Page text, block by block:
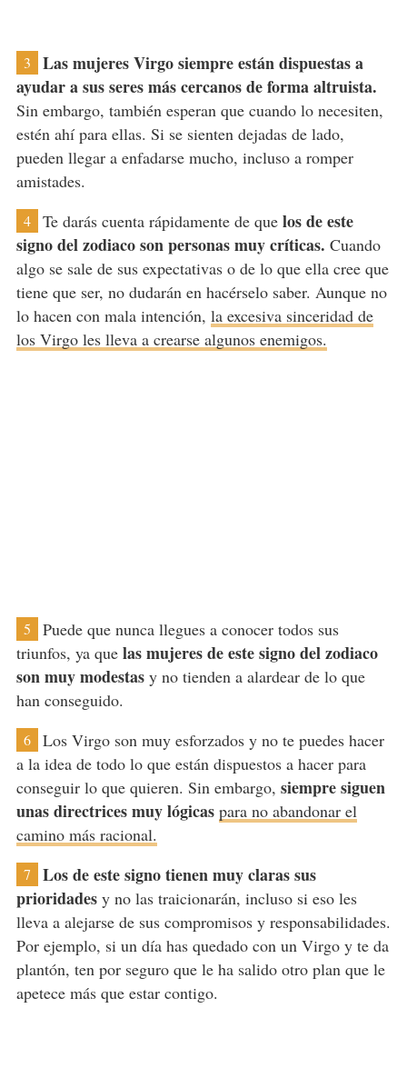
3
Las mujeres Virgo siempre están dispuestas a
ayudar a sus seres más cercanos de forma altruista.
Sin embargo, también esperan que cuando lo necesiten,
estén ahí para ellas. Si se sienten dejadas de lado,
pueden llegar a enfadarse mucho, incluso a romper
amistades.
4 Te darás cuenta rápidamente de que los de este
signo del zodiaco son personas muy críticas. Cuando
algo se sale de sus expectativas o de lo que ella cree que
tiene que ser, no dudarán en hacérselo saber. Aunque no
lo hacen con mala intención, la excesiva sinceridad de
los Virgo les lleva a crearse algunos enemigos.
5
Puede que nunca llegues a conocer todos sus
triunfos, ya que las mujeres de este signo del zodiaco
son muy modestasy no tienden a alardear de lo que
han conseguido.
6
Los Virgo son muy esforzados y no te puedes hacer
a la idea de todo lo que están dispuestos a hacer para
conseguir lo que quieren. Sin embargo, siempre siguen
unas directrices muy lógicas para no abandonar el
camino más racional.
7
Los de este signo tienen muy claras sus
prioridadesy no las traicionarán, incluso si eso les
lleva a alejarse de sus compromisos y responsabilidades.
Por ejemplo, si un día has quedado con un Virgo y te da
plantón, ten por seguro que le ha salido otro plan que le
apetece más que estar contigo.